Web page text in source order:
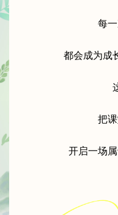
每
都会成为成
把
开启一场